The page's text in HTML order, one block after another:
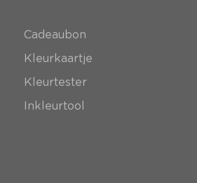
Cadeaubon
Kleurkaartje
Kleurtester
Inkleurtool